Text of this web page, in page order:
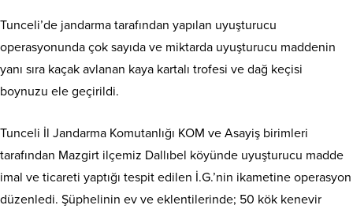
Tunceli’de jandarma tarafından yapılan uyuşturucu
operasyonunda çok sayıda ve miktarda uyuşturucu maddenin
yanı sıra kaçak avlanan kaya kartalı trofesi ve dağ keçisi
boynuzu ele geçirildi.
Tunceli İl Jandarma Komutanlığı KOM ve Asayiş birimleri
tarafından Mazgirt ilçemiz Dallıbel köyünde uyuşturucu madde
imal ve ticareti yaptığı tespit edilen İ.G.’nin ikametine operasyon
düzenledi. Şüphelinin ev ve eklentilerinde; 50 kök kenevir